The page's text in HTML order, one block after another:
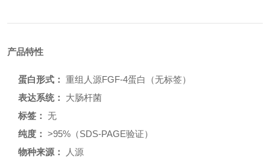
产品特性
蛋白形式： 重组人源FGF-4蛋白（无标签）
表达系统：
大肠杆菌
标签： 无
纯度： >95%（SDS-PAGE验证）
物种来源：
人源